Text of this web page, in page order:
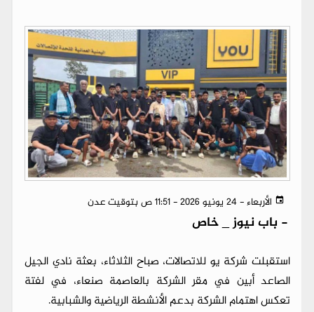
الأربعاء - 24 يونيو 2026 - 11:51 ص بتوقيت عدن
- باب نيوز _ خاص
استقبلت شركة يو للاتصالات، صباح الثلاثاء، بعثة نادي الجيل
الصاعد أبين في مقر الشركة بالعاصمة صنعاء، في لفتة
تعكس اهتمام الشركة بدعم الأنشطة الرياضية والشبابية.